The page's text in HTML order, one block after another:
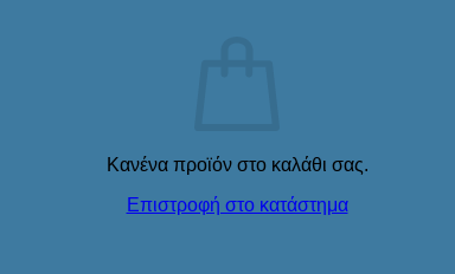
Κανένα προϊόν στο καλάθι σας.
Επιστροφή στο κατάστημα